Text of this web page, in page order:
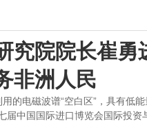
究院院长崔勇
非洲人民
的电磁波谱“空白区”，具有低
届中国国际进口博览会国际投